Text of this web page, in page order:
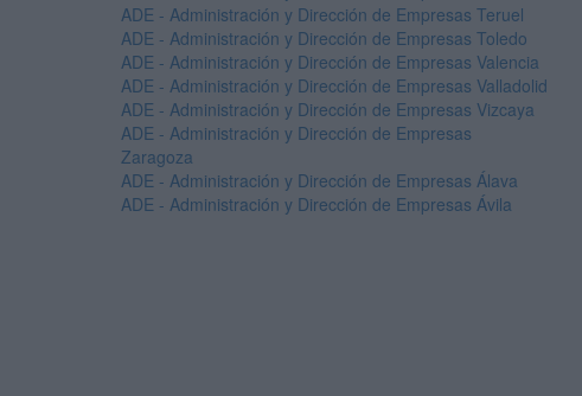
ADE - Administración y Dirección de Empresas Teruel
ADE - Administración y Dirección de Empresas Toledo
ADE - Administración y Dirección de Empresas Valencia
ADE - Administración y Dirección de Empresas Valladolid
ADE - Administración y Dirección de Empresas Vizcaya
ADE - Administración y Dirección de Empresas
Zaragoza
ADE - Administración y Dirección de Empresas Álava
ADE - Administración y Dirección de Empresas Ávila